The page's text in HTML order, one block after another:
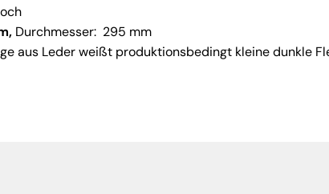
Durchmesser: 295 mm
aus Leder weißt produktionsbedingt kleine dunkle